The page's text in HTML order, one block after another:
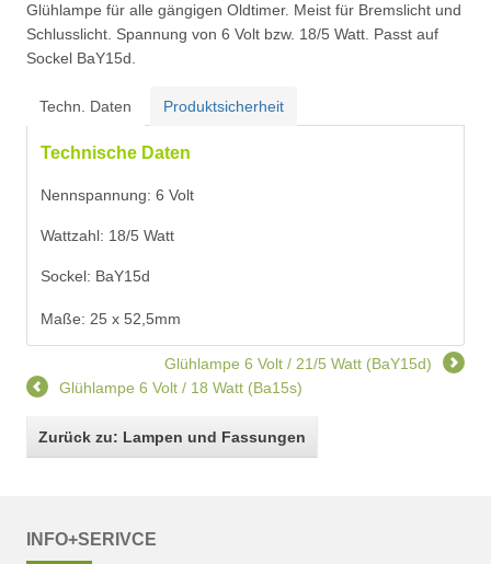
Glühlampe für alle gängigen Oldtimer. Meist für Bremslicht und
Schlusslicht. Spannung von 6 Volt bzw. 18/5 Watt. Passt auf
Sockel BaY15d.
Techn. Daten Produktsicherheit
Technische Daten
Nennspannung: 6 Volt
Wattzahl: 18/5 Watt
Sockel: BaY15d
Maße: 25 x 52,5mm
Glühlampe 6 Volt / 21/5 Watt (BaY15d)
Glühlampe 6 Volt / 18 Watt (Ba15s)
Zurück zu: Lampen und Fassungen
INFO+SERIVCE